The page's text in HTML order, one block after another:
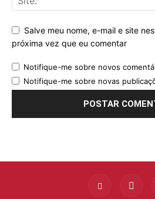
Salve meu nome, e-mail e site
próxima vez que eu comentar
Notifique-me sobre novos
Notifique-me sobre novas